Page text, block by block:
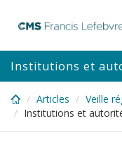
content
Institutions et
Articles
Veille
Institutions et